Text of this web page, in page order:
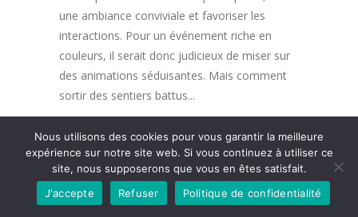
une ambiance conviviale et favoriser les
interactions. Pour un événement riche en
couleurs, il serait donc judicieux de miser sur
des animations séduisantes. Mais comment
sortir des sentiers battus...
Read More
Nous utilisons des cookies pour vous garantir la meilleure
expérience sur notre site web. Si vous continuez à utiliser ce
site, nous supposerons que vous en êtes satisfait.
J'accepte
Refuser Politique de confidentialité